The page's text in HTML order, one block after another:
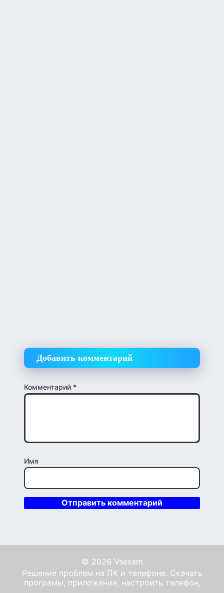
Добавить комментарий
Комментарий *
Имя
© 2026 Vsesam
Решение проблем на ПК и телефоне. Скачать
програмы, приложения, настроить телефон,